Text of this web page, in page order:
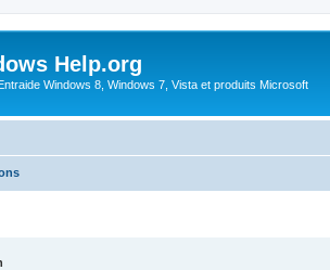
Help.org
Windows 8, Windows 7, Vista et produits Microsoft